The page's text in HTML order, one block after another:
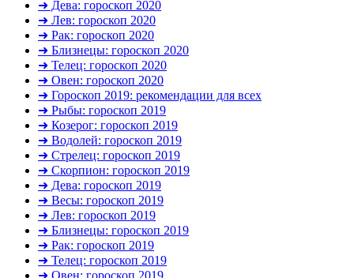
➜ Дева: гороскоп 2020
➜ Лев: гороскоп 2020
➜ Рак: гороскоп 2020
➜ Близнецы: гороскоп 2020
➜ Телец: гороскоп 2020
➜ Овен: гороскоп 2020
➜ Гороскоп 2019: рекомендации для всех
➜ Рыбы: гороскоп 2019
➜ Козерог: гороскоп 2019
➜ Водолей: гороскоп 2019
➜ Стрелец: гороскоп 2019
➜ Скорпион: гороскоп 2019
➜ Дева: гороскоп 2019
➜ Весы: гороскоп 2019
➜ Лев: гороскоп 2019
➜ Близнецы: гороскоп 2019
➜ Рак: гороскоп 2019
➜ Телец: гороскоп 2019